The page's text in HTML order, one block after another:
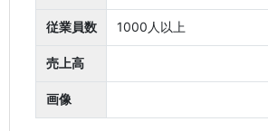
従業員数 1000人以上
売上高
画像